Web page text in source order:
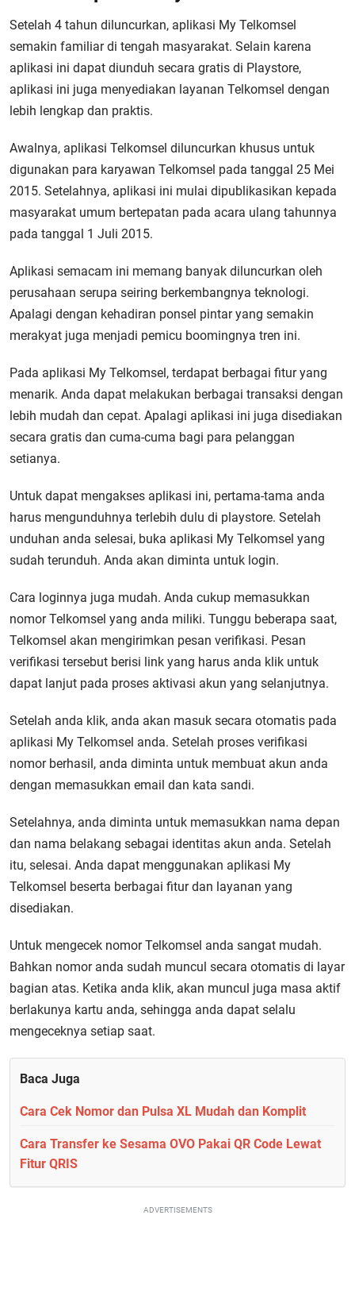
Setelah 4 tahun diluncurkan, aplikasi My Telkomsel
semakin familiar di tengah masyarakat. Selain karena
aplikasi ini dapat diunduh secara gratis di Playstore,
aplikasi ini juga menyediakan layanan Telkomsel dengan
lebih lengkap dan praktis.
Awalnya, aplikasi Telkomsel diluncurkan khusus untuk
digunakan para karyawan Telkomsel pada tanggal 25 Mei
2015. Setelahnya, aplikasi ini mulai dipublikasikan kepada
masyarakat umum bertepatan pada acara ulang tahunnya
pada tanggal 1 Juli 2015.
Aplikasi semacam ini memang banyak diluncurkan oleh
perusahaan serupa seiring berkembangnya teknologi.
Apalagi dengan kehadiran ponsel pintar yang semakin
merakyat juga menjadi pemicu boomingnya tren ini.
Pada aplikasi My Telkomsel, terdapat berbagai fitur yang
menarik. Anda dapat melakukan berbagai transaksi dengan
lebih mudah dan cepat. Apalagi aplikasi ini juga disediakan
secara gratis dan cuma-cuma bagi para pelanggan
setianya.
Untuk dapat mengakses aplikasi ini, pertama-tama anda
harus mengunduhnya terlebih dulu di playstore. Setelah
unduhan anda selesai, buka aplikasi My Telkomsel yang
sudah terunduh. Anda akan diminta untuk login.
Cara loginnya juga mudah. Anda cukup memasukkan
nomor Telkomsel yang anda miliki. Tunggu beberapa saat,
Telkomsel akan mengirimkan pesan verifikasi. Pesan
verifikasi tersebut berisi link yang harus anda klik untuk
dapat lanjut pada proses aktivasi akun yang selanjutnya.
Setelah anda klik, anda akan masuk secara otomatis pada
aplikasi My Telkomsel anda. Setelah proses verifikasi
nomor berhasil, anda diminta untuk membuat akun anda
dengan memasukkan email dan kata sandi.
Setelahnya, anda diminta untuk memasukkan nama depan
dan nama belakang sebagai identitas akun anda. Setelah
itu, selesai. Anda dapat menggunakan aplikasi My
Telkomsel beserta berbagai fitur dan layanan yang
disediakan.
Untuk mengecek nomor Telkomsel anda sangat mudah.
Bahkan nomor anda sudah muncul secara otomatis di layar
bagian atas. Ketika anda klik, akan muncul juga masa aktif
berlakunya kartu anda, sehingga anda dapat selalu
mengeceknya setiap saat.
Baca Juga
Cara Cek Nomor dan Pulsa XL Mudah dan Komplit
Cara Transfer ke Sesama OVO Pakai QR Code Lewat
Fitur QRIS
ADVERTISEMENTS